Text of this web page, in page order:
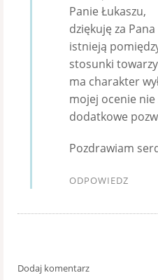
Panie Łukaszu,
dziękuję za
istnieją
stosunki
ma charakter
mojej ocenie nie
dodatkowe
Pozdrawiam
ODPOWIEDZ
Dodaj komentarz